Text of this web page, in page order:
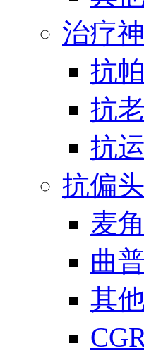
治疗
抗
抗
抗
抗偏
麦
曲
其